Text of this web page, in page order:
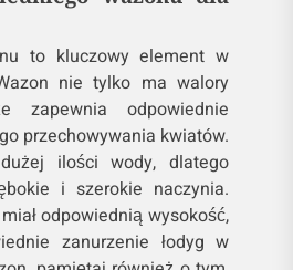
to kluczowy element w
nie tylko ma walory
zapewnia odpowiednie
przechowywania kwiatów.
ilości wody, dlatego
i szerokie naczynia.
odpowiednią wysokość,
zanurzenie łodyg w